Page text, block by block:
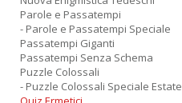
Parole e Passatempi
- Parole e Passatempi Speciale
Passatempi Giganti
Passatempi Senza Schema
Puzzle Colossali
- Puzzle Colossali Speciale Estate